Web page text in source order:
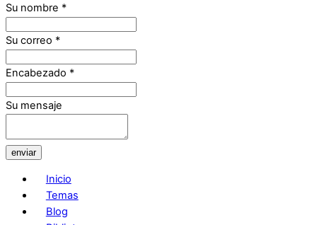
Su nombre *
Su correo *
Encabezado *
Su mensaje
enviar
Inicio
Temas
Blog